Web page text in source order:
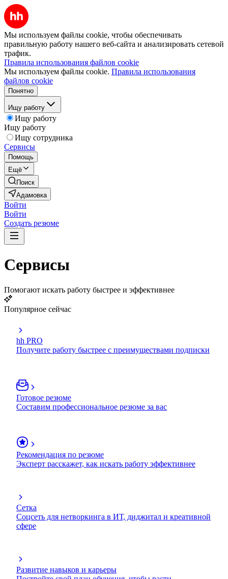
Мы используем файлы cookie, чтобы обеспечивать
правильную работу нашего веб-сайта и анализировать сетевой
трафик.
Правила использования файлов cookie
Мы используем файлы cookie. Правила использования
файлов cookie
Понятно
Ищу работу
Ищу работу
Ищу работу
Ищу сотрудника
Сервисы
Помощь
Ещё
Поиск
Адамовка
Войти
Войти
Создать резюме
Сервисы
Помогают искать работу быстрее и эффективнее
Популярное сейчас
hh PRO
Получите работу быстрее с преимуществами подписки
Готовое резюме
Составим профессиональное резюме за вас
Рекомендация по резюме
Эксперт расскажет, как искать работу эффективнее
Сетка
Соцсеть для нетворкинга в ИТ, диджитал и креативной
сфере
Развитие навыков и карьеры